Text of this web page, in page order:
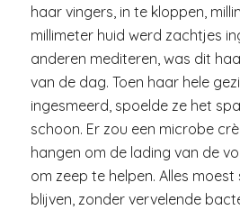
haar vingers, in te kloppen,
millimeter huid werd zachtjes
anderen mediteren, was dit
van de dag. Toen haar hele
ingesmeerd, spoelde ze het
schoon. Er zou een microbe
hangen om de lading van de
om zeep te helpen. Alles
blijven, zonder vervelende